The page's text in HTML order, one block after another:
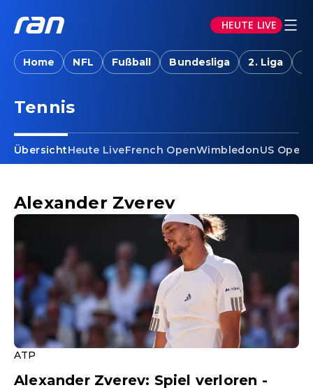
HEUTE LIVE
Home NFL Fußball Bundesliga 2. Liga
Tennis - Alexander Zverev
Tennis
ÜbersichtHeute LiveFrench OpenWimbledonUS Open
Alexander Zverev
ATP
Alexander Zverev: Spiel verloren -